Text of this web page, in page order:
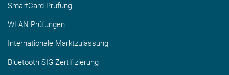
SmartCard Prüfung
WLAN Prüfungen
Internationale Marktzulassung
Bluetooth SIG Zertifizierung